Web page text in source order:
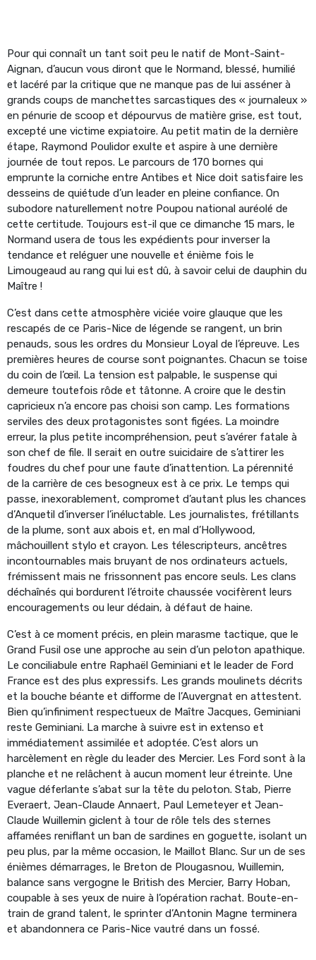
Pour qui connaît un tant soit peu le natif de Mont-Saint-
Aignan, d’aucun vous diront que le Normand, blessé, humilié
et lacéré par la critique que ne manque pas de lui asséner à
grands coups de manchettes sarcastiques des « journaleux »
en pénurie de scoop et dépourvus de matière grise, est tout,
excepté une victime expiatoire. Au petit matin de la dernière
étape, Raymond Poulidor exulte et aspire à une dernière
journée de tout repos. Le parcours de 170 bornes qui
emprunte la corniche entre Antibes et Nice doit satisfaire les
desseins de quiétude d’un leader en pleine confiance. On
subodore naturellement notre Poupou national auréolé de
cette certitude. Toujours est-il que ce dimanche 15 mars, le
Normand usera de tous les expédients pour inverser la
tendance et reléguer une nouvelle et énième fois le
Limougeaud au rang qui lui est dû, à savoir celui de dauphin du
Maître !
C’est dans cette atmosphère viciée voire glauque que les
rescapés de ce Paris-Nice de légende se rangent, un brin
penauds, sous les ordres du Monsieur Loyal de l’épreuve. Les
premières heures de course sont poignantes. Chacun se toise
du coin de l’œil. La tension est palpable, le suspense qui
demeure toutefois rôde et tâtonne. A croire que le destin
capricieux n’a encore pas choisi son camp. Les formations
serviles des deux protagonistes sont figées. La moindre
erreur, la plus petite incompréhension, peut s’avérer fatale à
son chef de file. Il serait en outre suicidaire de s’attirer les
foudres du chef pour une faute d’inattention. La pérennité
de la carrière de ces besogneux est à ce prix. Le temps qui
passe, inexorablement, compromet d’autant plus les chances
d’Anquetil d’inverser l’inéluctable. Les journalistes, frétillants
de la plume, sont aux abois et, en mal d’Hollywood,
mâchouillent stylo et crayon. Les télescripteurs, ancêtres
incontournables mais bruyant de nos ordinateurs actuels,
frémissent mais ne frissonnent pas encore seuls. Les clans
déchaînés qui bordurent l’étroite chaussée vocifèrent leurs
encouragements ou leur dédain, à défaut de haine.
C’est à ce moment précis, en plein marasme tactique, que le
Grand Fusil ose une approche au sein d’un peloton apathique.
Le conciliabule entre Raphaël Geminiani et le leader de Ford
France est des plus expressifs. Les grands moulinets décrits
et la bouche béante et difforme de l’Auvergnat en attestent.
Bien qu’infiniment respectueux de Maître Jacques, Geminiani
reste Geminiani. La marche à suivre est in extenso et
immédiatement assimilée et adoptée. C’est alors un
harcèlement en règle du leader des Mercier. Les Ford sont à la
planche et ne relâchent à aucun moment leur étreinte. Une
vague déferlante s’abat sur la tête du peloton. Stab, Pierre
Everaert, Jean-Claude Annaert, Paul Lemeteyer et Jean-
Claude Wuillemin giclent à tour de rôle tels des sternes
affamées reniflant un ban de sardines en goguette, isolant un
peu plus, par la même occasion, le Maillot Blanc. Sur un de ses
énièmes démarrages, le Breton de Plougasnou, Wuillemin,
balance sans vergogne le British des Mercier, Barry Hoban,
coupable à ses yeux de nuire à l’opération rachat. Boute-en-
train de grand talent, le sprinter d’Antonin Magne terminera
et abandonnera ce Paris-Nice vautré dans un fossé.